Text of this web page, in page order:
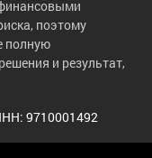
поэтому
полную
и результат,
9710001492